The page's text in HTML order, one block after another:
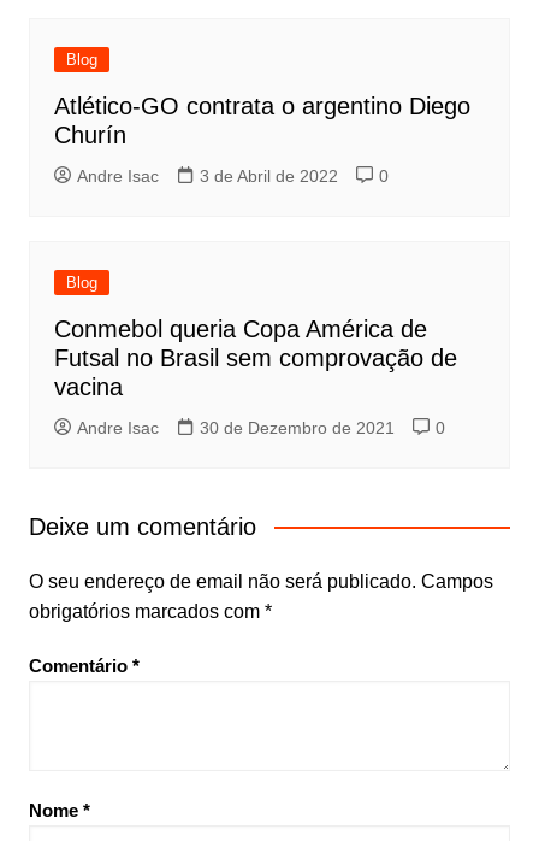
Blog
Atlético-GO contrata o argentino Diego
Churín
Andre Isac 3 de Abril de 2022 0
Blog
Conmebol queria Copa América de
Futsal no Brasil sem comprovação de
vacina
Andre Isac 30 de Dezembro de 2021 0
Deixe um comentário
O seu endereço de email não será publicado. Campos
obrigatórios marcados com *
Comentário *
Nome *